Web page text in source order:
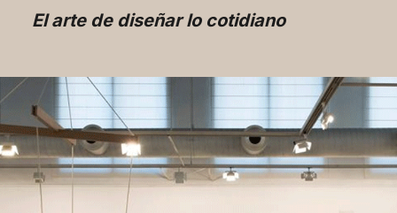
El arte de diseñar lo cotidiano